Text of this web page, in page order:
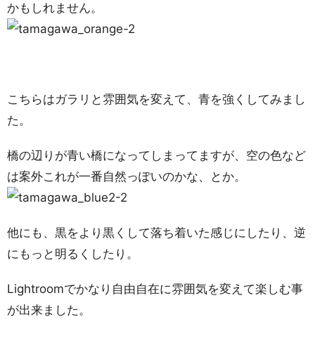
かもしれません。
こちらはガラリと雰囲気を変えて、青を強くしてみまし
た。
橋の辺りが青い橋になってしまってますが、空の色など
は案外これが一番自然っぽいのかな、とか。
他にも、黒をより黒くして落ち着いた感じにしたり、逆
にもっと明るくしたり。
Lightroomでかなり自由自在に雰囲気を変えて楽しむ事
が出来ました。